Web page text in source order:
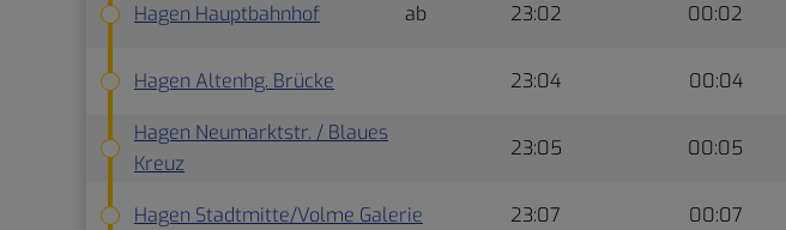
Hagen Hauptbahnhof ab
Hagen Altenhg. Brücke
Hagen Neumarktstr. / Blaues
Kreuz
Hagen Stadtmitte/Volme Galerie
23:02 00:02
23:04 00:04
23:05 00:05
23:07 00:07